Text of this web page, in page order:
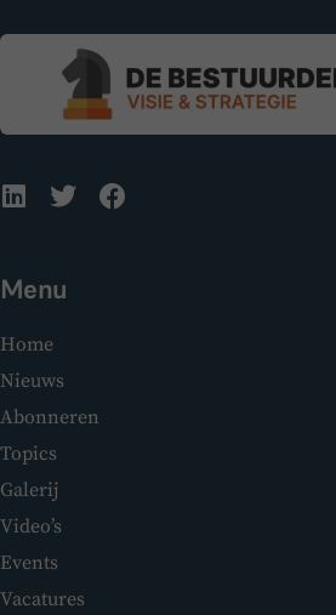
Menu
Home
Nieuws
Abonneren
Topics
Galerij
Video’s
Events
Vacatures